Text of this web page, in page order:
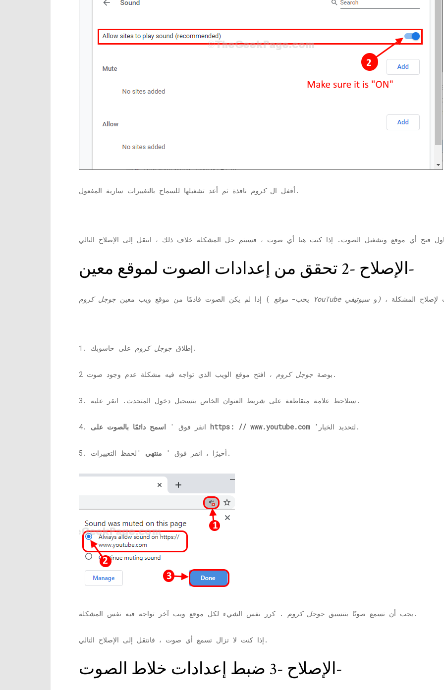
أقفل الكروم نافذة ثم أعد تشغيلها للسماح بالتغييرات سارية المفعول.
الإصلاح -2 تحقق من إعدادات الصوت لموقع معين-
إذا لم يكن الصوت قادمًا من موقع ويب معين جوجل كروم ( يحب- موقع YouTube و سبوتيفي) ،
1. إطلاق جوجل كروم على حاسوبك.
2 بوصة جوجل كروم ، افتح موقع الويب الذي تواجه فيه مشكلة عدم وجود صوت.
3. ستلاحظ علامة متقاطعة على شريط العنوان الخاص بتسجيل دخول المتحدث. انقر عليه.
4. انقر فوق ' اسمح دائمًا بالصوت على https: // www.youtube.com 'لتحديد الخيار.
5. أخيرًا ، انقر فوق ' منتهي 'لحفظ التغييرات.
يجب أن تسمع صوتًا بتنسيق جوجل كروم . كرر نفس الشيء لكل موقع ويب آخر تواجه فيه نفس المشكلة.
إذا كنت لا تزال تسمع أي صوت ، فانتقل إلى الإصلاح التالي.
الإصلاح -3 ضبط إعدادات خلاط الصوت-